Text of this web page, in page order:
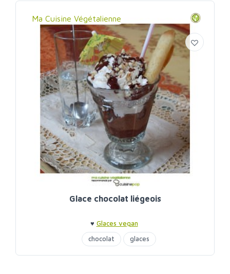
Ma Cuisine Végétalienne
Glace chocolat liégeois
♥ Glaces vegan
chocolat
glaces